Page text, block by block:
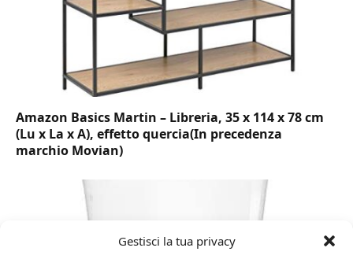
Gestisci la tua privacy
Amazon Basics Martin – Libreria, 35 x 114 x 78 cm
(Lu x La x A), effetto quercia(In precedenza
marchio Movian)